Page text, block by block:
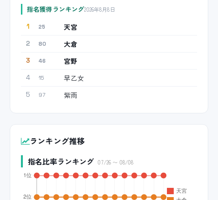
指名獲得ランキング2026年8月8日
1 25 天宮
2 80 大倉
3 46 宮野
4 15 早乙女
5 97 紫雨
ランキング推移
指名比率ランキング 07/26 〜 08/08